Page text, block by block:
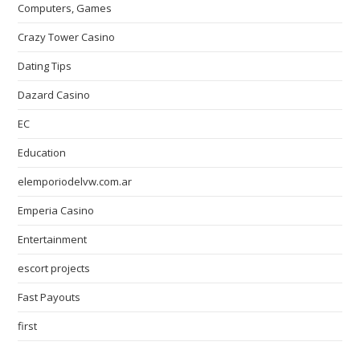
Computers, Games
Crazy Tower Сasino
Dating Tips
Dazard Casino
EC
Education
elemporiodelvw.com.ar
Emperia Casino
Entertainment
escort projects
Fast Payouts
first